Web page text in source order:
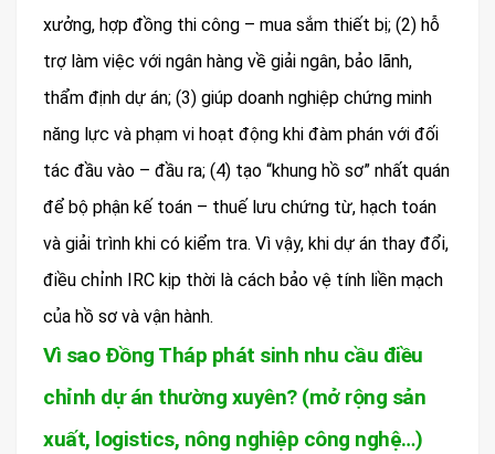
xưởng, hợp đồng thi công – mua sắm thiết bị; (2) hỗ
trợ làm việc với ngân hàng về giải ngân, bảo lãnh,
thẩm định dự án; (3) giúp doanh nghiệp chứng minh
năng lực và phạm vi hoạt động khi đàm phán với đối
tác đầu vào – đầu ra; (4) tạo “khung hồ sơ” nhất quán
để bộ phận kế toán – thuế lưu chứng từ, hạch toán
và giải trình khi có kiểm tra. Vì vậy, khi dự án thay đổi,
điều chỉnh IRC kịp thời là cách bảo vệ tính liền mạch
của hồ sơ và vận hành.
Vì sao Đồng Tháp phát sinh nhu cầu điều
chỉnh dự án thường xuyên? (mở rộng sản
xuất, logistics, nông nghiệp công nghệ…)